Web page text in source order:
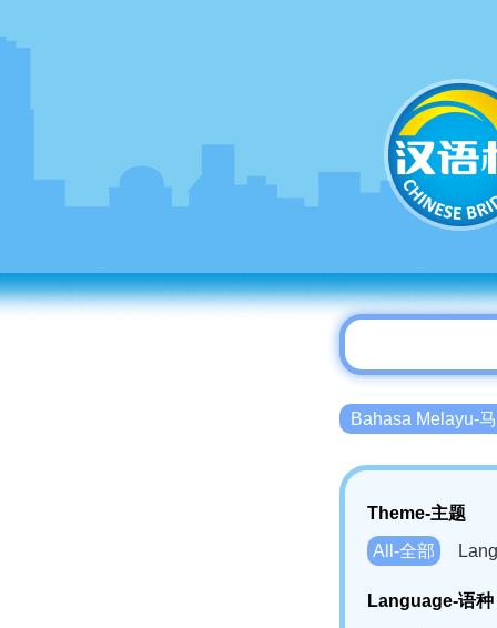
Bahasa Melayu-
Theme-主题
All-全部
Language-语种